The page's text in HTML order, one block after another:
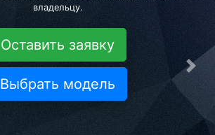
владельцу.
Оставить заявку
Выбрать модель